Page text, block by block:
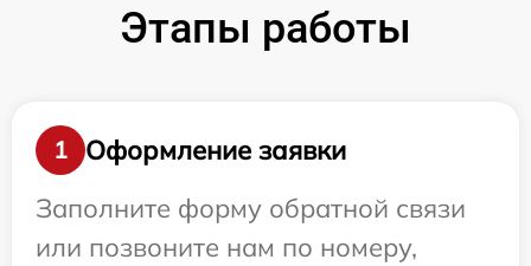
Этапы работы
1
Оформление заявки
Заполните форму обратной связи
или позвоните нам по номеру,